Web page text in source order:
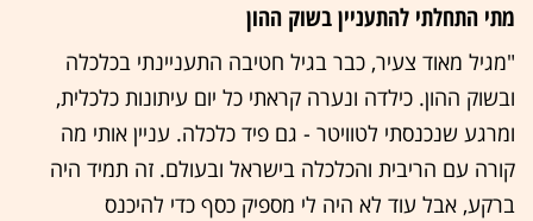
מתי התחלתי להתעניין בשוק ההון
"מגיל מאוד צעיר, כבר בגיל חטיבה התעניינתי בכלכלה
ובשוק ההון. כילדה ונערה קראתי כל יום עיתונות כלכלית,
ומרגע שנכנסתי לטוויטר - גם פיד כלכלה. עניין אותי מה
קורה עם הריבית והכלכלה בישראל ובעולם. זה תמיד היה
ברקע, אבל עוד לא היה לי מספיק כסף כדי להיכנס